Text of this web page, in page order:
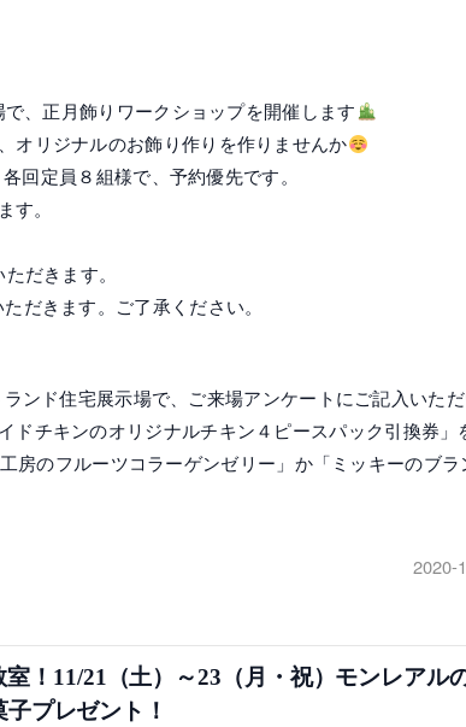
、正月飾りワークショップを開催します
オリジナルのお飾り作りを作りませんか
員８組様で、予約優先です。
す。
だきます。
だきます。ご了承ください。
ンド住宅展示場で、ご来場アンケートにご記入いた
ドチキンのオリジナルチキン４ピースパック引換券」
房のフルーツコラーゲンゼリー」か「ミッキーのブラ
2020-
！11/21（土）～23（月・祝）モンレアル
子プレゼント！